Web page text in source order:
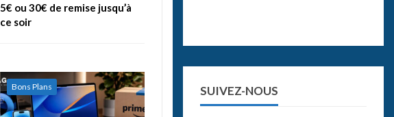
5€ ou 30€ de remise jusqu’à
ce soir
Bons Plans SUIVEZ-NOUS